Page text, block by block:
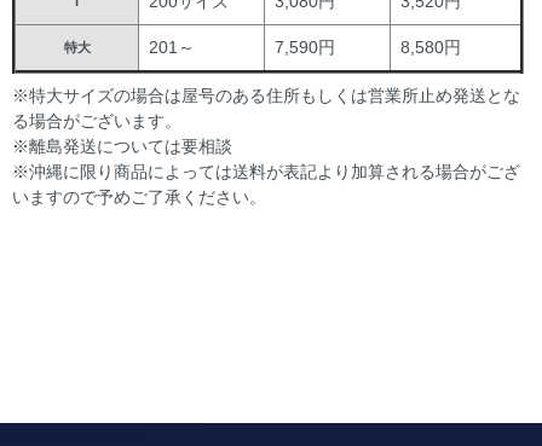
特大 201～ 7,590円 8,580円
※特大サイズの場合は屋号のある住所もしくは営業所止め発送とな
る場合がございます。
※離島発送については要相談
※沖縄に限り商品によっては送料が表記より加算される場合がござ
いますので予めご了承ください。